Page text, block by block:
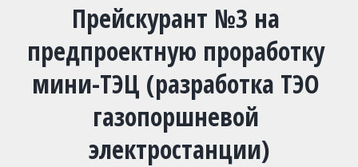
Прейскурант №3 на
предпроектную проработку
мини-ТЭЦ (разработка ТЭО
газопоршневой
электростанции)